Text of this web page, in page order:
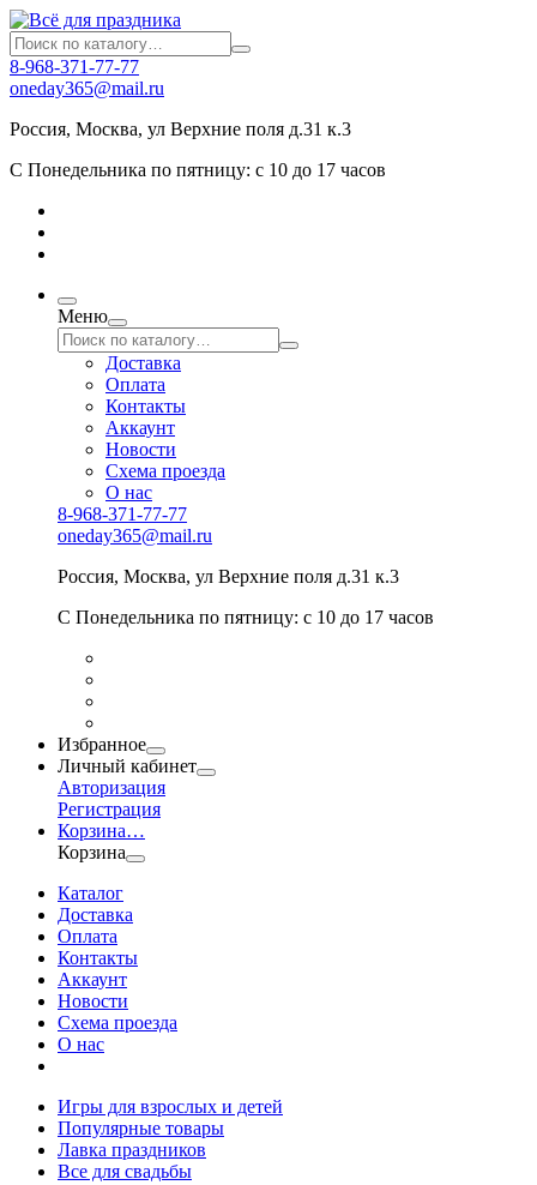
8-968-371-77-77
oneday365@mail.ru
Россия, Москва, ул Верхние поля д.31 к.3
С Понедельника по пятницу: с 10 до 17 часов
Меню
Доставка
Оплата
Контакты
Аккаунт
Новости
Схема проезда
О нас
8-968-371-77-77
oneday365@mail.ru
Россия, Москва, ул Верхние поля д.31 к.3
С Понедельника по пятницу: с 10 до 17 часов
Избранное
Личный кабинет
Авторизация
Регистрация
Корзина…
Корзина
Каталог
Доставка
Оплата
Контакты
Аккаунт
Новости
Схема проезда
О нас
Игры для взрослых и детей
Популярные товары
Лавка праздников
Все для свадьбы